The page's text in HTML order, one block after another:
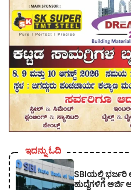
ಇದನ್ನು ಓದಿ
SBIಯಲ್ಲಿ ಭರ್ಜರಿ
ಹುದ್ದೆಗಳಿಗೆ ಅರ್ಜಿ